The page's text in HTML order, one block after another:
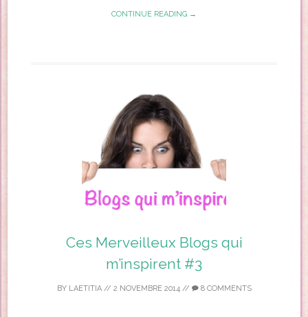
CONTINUE READING →
Ces Merveilleux Blogs qui
m’inspirent #3
BY LAETITIA// 2 NOVEMBRE 2014 // 8 COMMENTS